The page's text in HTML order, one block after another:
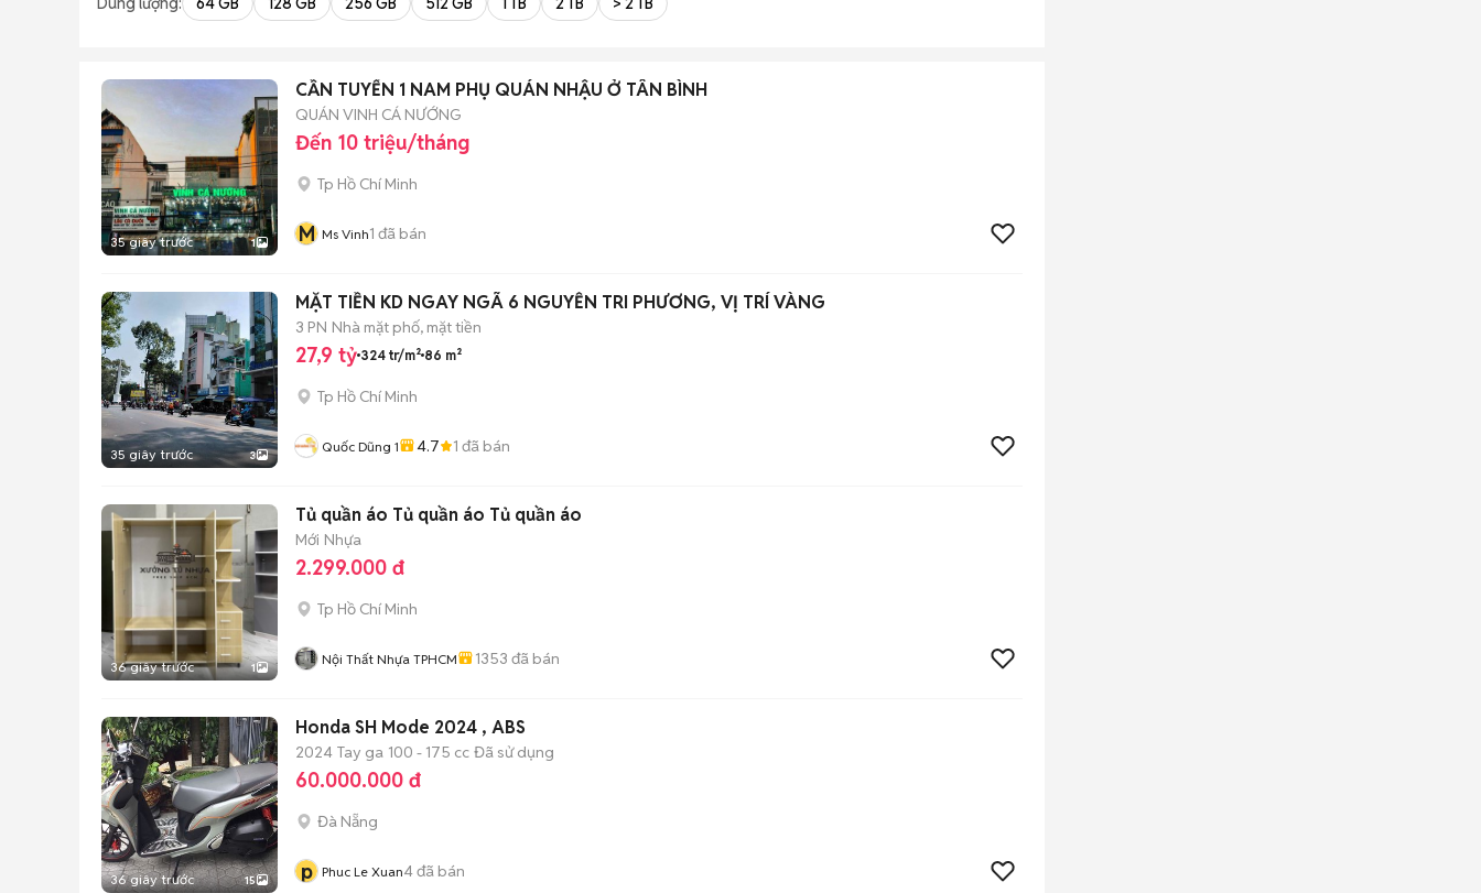
35 giây trước 1
CẦN TUYỂN 1 NAM PHỤ QUÁN NHẬU Ở TÂN BÌNH
QUÁN VINH CÁ NƯỚNG
Đến 10 triệu/tháng
Tp Hồ Chí Minh
M Ms Vinh1 đã bán
35 giây trước 3
MẶT TIỀN KD NGAY NGÃ 6 NGUYỄN TRI PHƯƠNG, VỊ TRÍ VÀNG
3 PN Nhà mặt phố, mặt tiền
27,9 tỷ 324 tr/m² 86 m²
Tp Hồ Chí Minh
Quốc Dũng 1 4.7 1 đã bán
36 giây trước 1
Tủ quần áo Tủ quần áo Tủ quần áo
Mới Nhựa
2.299.000 đ
Tp Hồ Chí Minh
Nội Thất Nhựa TPHCM 1353 đã bán
36 giây trước 15
Honda SH Mode 2024 , ABS
2024 Tay ga 100 - 175 cc Đã sử dụng
60.000.000 đ
Đà Nẵng
p Phuc Le Xuan4đã bán